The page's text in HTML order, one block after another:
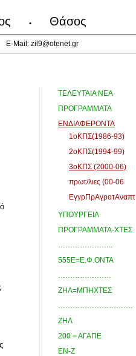
• Θάσος
E-Mail: zil9@otenet.gr
ΤΕΛΕΥΤΑΙΑ ΝΕΑ
ΠΡΟΓΡΑΜΜΑΤΑ
ΕΝΔΙΑΦΕΡΟΝΤΑ
1οΚΠΣ(1986-93)
2οΚΠΣ(1994-99)
3οΚΠΣ (2000-06)
πρωτ/λιες (00-06
ΕγγρΠρΑγροτΑναπτ
ΥΠΟΥΡΓΕΙΑ
ΠΡΟΓΡΑΜΜΑΤΑ-ΧΤΕΣ
…………………..
555Ε=Ε.Φ.ΟΝΤΑ
………………….
ΖΗΛ=ΜΠΗΧΤΕΣ
………………………….
ΖΗΛ
200 = ΑΓΑΠΕ
ΕΝ-Ζ